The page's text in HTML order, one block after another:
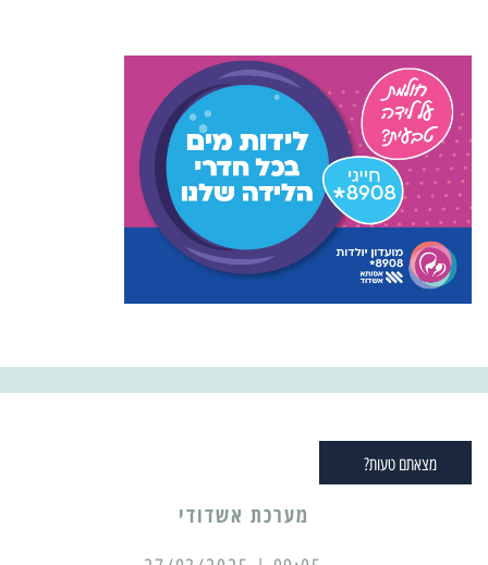
מצאתם טעות?
מערכת אשדודי